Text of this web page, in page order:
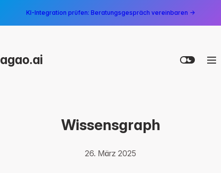
KI-Integration prüfen: Beratungsgespräch vereinbaren →
agao.ai
Wissensgraph
26. März 2025